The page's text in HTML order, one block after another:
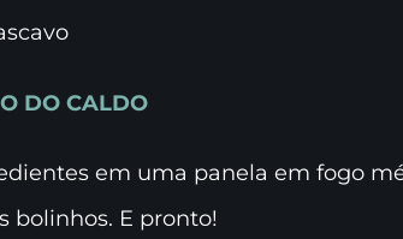
DO CALDO
em uma panela em fogo
bolinhos. E pronto!